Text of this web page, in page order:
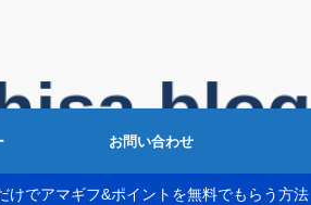
お問い合わせ
けでアマギフ&ポイントを無料でもらう方法